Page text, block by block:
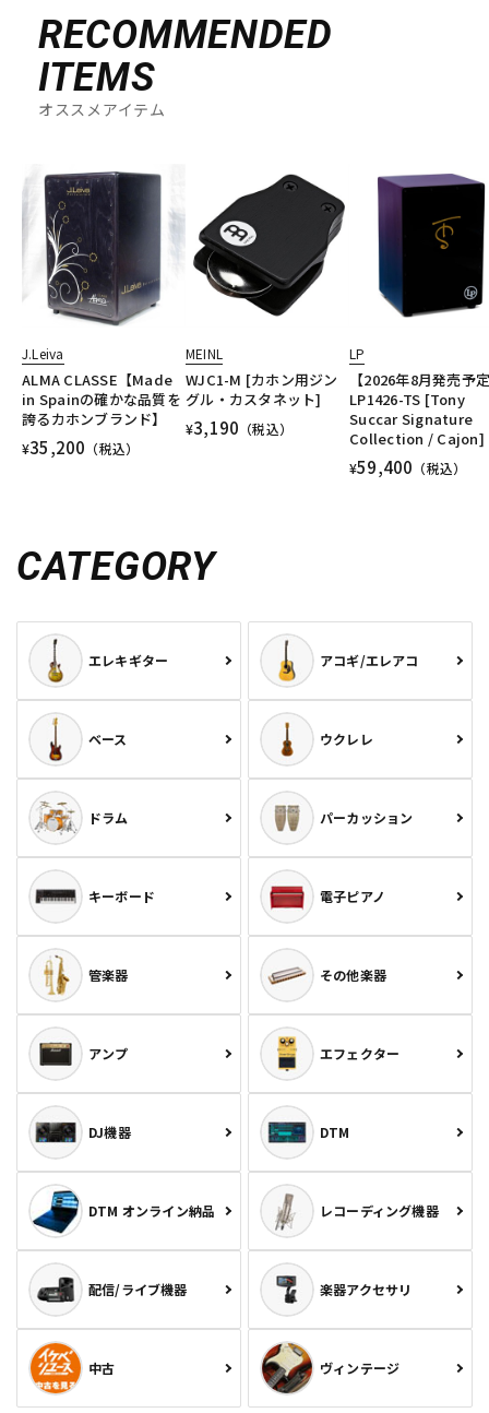
RECOMMENDED
ITEMS
オススメアイテム
J.Leiva
ALMA CLASSE【Made
in Spainの確かな品質を
誇るカホンブランド】
¥35,200 （税込）
MEINL
WJC1-M [カホン用ジン
グル・カスタネット]
¥3,190 （税込）
LP
【2026年8月発売予
LP1426-TS [Tony
Succar Signature
Collection / Cajon]
¥59,400 （税込）
CATEGORY
エレキギター アコギ/エレアコ
ベース ウクレレ
ドラム パーカッション
キーボード 電子ピアノ
管楽器 その他楽器
アンプ エフェクター
DJ機器 DTM
DTM オンライン納品 レコーディング機器
配信/ライブ機器 楽器アクセサリ
中古 ヴィンテージ